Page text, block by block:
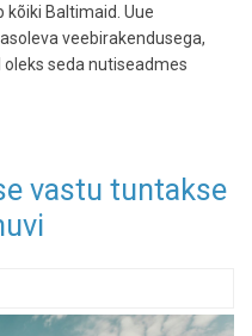
kõiki Baltimaid. Uue
veebirakendusega,
seda nutiseadmes
vastu tuntakse